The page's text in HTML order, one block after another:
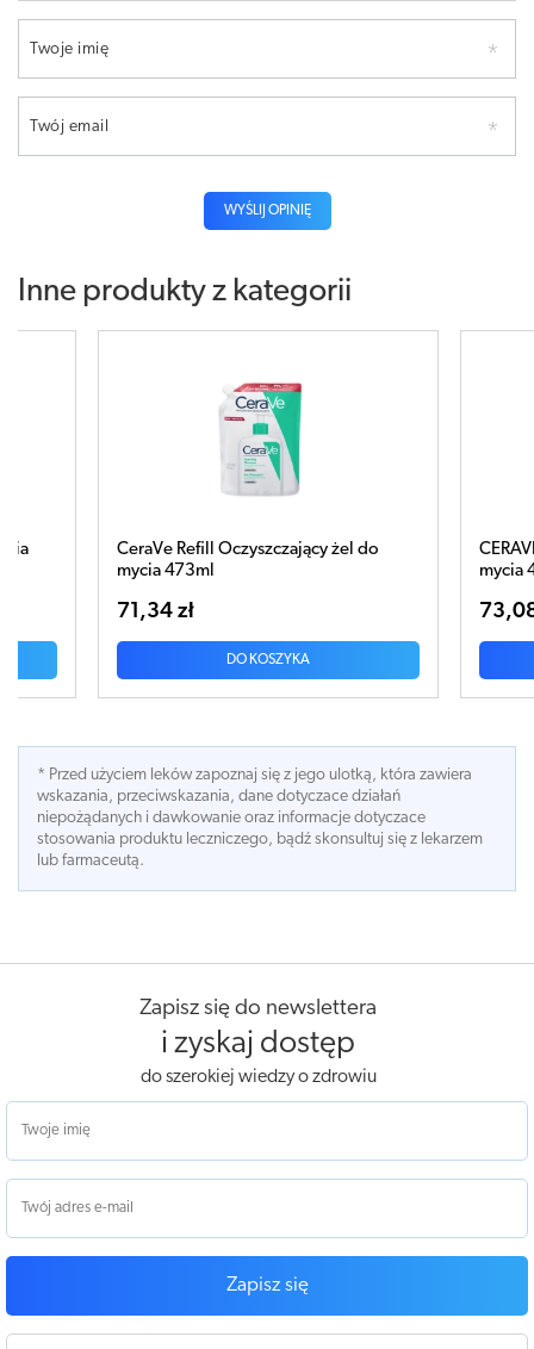
Twoje imię
Twój email
WYŚLIJ OPINIĘ
Inne produkty z kategorii
żel do
CERAVE Nawilżający krem-pianka do
mycia 473ml
73,08 zł
DO KOSZYKA
* Przed użyciem leków zapoznaj się z jego ulotką, która zawiera
wskazania, przeciwskazania, dane dotyczace działań
niepożądanych i dawkowanie oraz informacje dotyczace
stosowania produktu leczniczego, bądź skonsultuj się z lekarzem
lub farmaceutą.
Zapisz się do newslettera
i zyskaj dostęp
do szerokiej wiedzy o zdrowiu
Zapisz się